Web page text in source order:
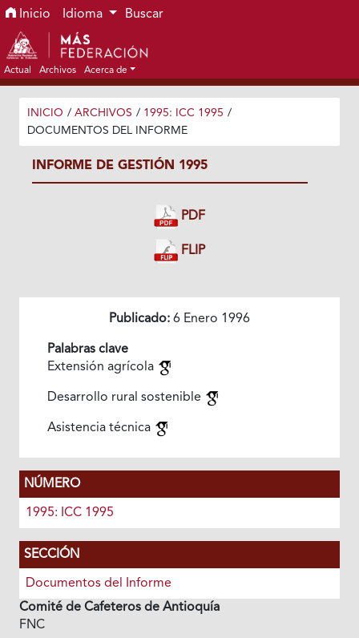
Ir al menú de navegación principal
Ir al contenido principal
Ir al pie de página del sitio
Inicio Idioma Buscar
Actual Archivos Acerca de
INICIO / ARCHIVOS / 1995: ICC 1995 /
DOCUMENTOS DEL INFORME
INFORME DE GESTIÓN 1995
PDF
FLIP
Publicado: 6 Enero 1996
Palabras clave
Extensión agrícola
Desarrollo rural sostenible
Asistencia técnica
NÚMERO
1995: ICC 1995
SECCIÓN
Documentos del Informe
Comité de Cafeteros de Antioquía
FNC